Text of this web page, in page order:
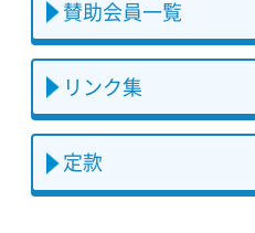
賛助会員一覧
リンク集
定款